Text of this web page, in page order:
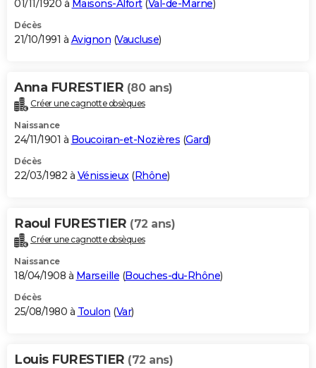
01/11/1920 à Maisons-Alfort(Val-de-Marne)
Décès
21/10/1991 à Avignon (Vaucluse)
Anna FURESTIER (80 ans)
Créer une cagnotte obsèques
Naissance
24/11/1901 à Boucoiran-et-Nozières (Gard)
Décès
22/03/1982 à Vénissieux(Rhône)
Raoul FURESTIER (72 ans)
Créer une cagnotte obsèques
Naissance
18/04/1908 à Marseille (Bouches-du-Rhône)
Décès
25/08/1980 à Toulon (Var)
Louis FURESTIER (72 ans)